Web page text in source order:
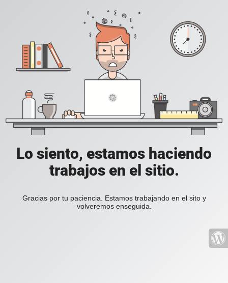
Lo siento, estamos haciendo
trabajos en el sitio.
Gracias por tu paciencia. Estamos trabajando en el sito y
volveremos enseguida.